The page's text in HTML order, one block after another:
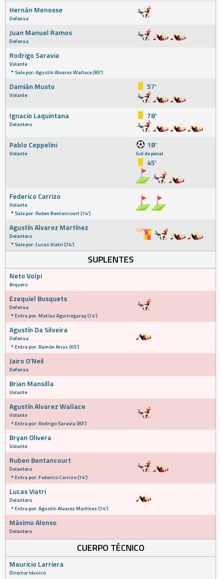
Hernán Menosse
Defensa
Juan Manuel Ramos
Defensa
Rodrigo Saravia
Volante
Sale por: Agustín Alvarez Wallace (83')
Damián Musto
Volante
57'
Ignacio Laquintana
Delantero
78'
Pablo Ceppelini
Volante
18'
Gol de penal
45'
Federico Carrizo
Volante
Sale por: Ruben Bentancourt (74')
Agustín Alvarez Martínez
Delantero
Sale por: Lucas Viatri (74')
SUPLENTES
Neto Volpi
Arquero
Ezequiel Busquets
Defensa
Entra por: Matías Aguirregaray (74')
Agustín Da Silveira
Defensa
Entra por: Ramón Arias (65')
Jairo O’Neil
Defensa
Brian Mansilla
Volante
Agustín Alvarez Wallace
Volante
Entra por: Rodrigo Saravia (83')
Bryan Olivera
Volante
Ruben Bentancourt
Delantero
Entra por: Federico Carrizo (74')
Lucas Viatri
Delantero
Entra por: Agustín Alvarez Martínez (74')
Máximo Alonso
Delantero
CUERPO TÉCNICO
Mauricio Larriera
Director técnico